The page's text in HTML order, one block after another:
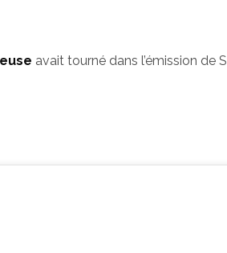
avait tourné dans l’émission de